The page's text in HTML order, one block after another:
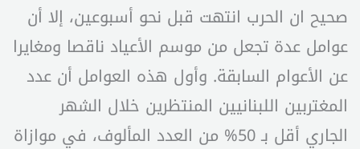
صحيح ان الحرب انتهت قبل نحو أسبوعين، إلا أن
عوامل عدة تجعل من موسم الأعياد ناقصا ومغايرا
عن الأعوام السابقة. وأول هذه العوامل أن عدد
المغتربين اللبنانيين المنتظرين خلال الشهر
الجاري أقل بـ 50% من العدد المألوف، في موازاة